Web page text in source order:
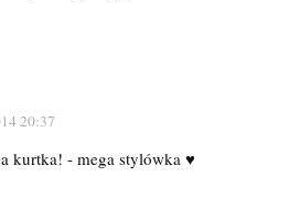
20:37
kurtka! - mega stylówka ♥